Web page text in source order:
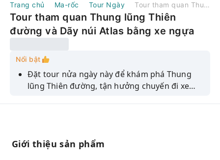
Trang chủ Ma-rốc Tour Ngày Tour tham quan Thung lũng Thiên đường và Dãy núi Atlas bằng xe ngựa kéo và bữa trưa.
Tour tham quan Thung lũng Thiên
đường và Dãy núi Atlas bằng xe ngựa
Nổi bật
Đặt tour nửa ngày này để khám phá Thung
lũng Thiên đường, tận hưởng chuyến đi xe
Giới thiệu sản phẩm